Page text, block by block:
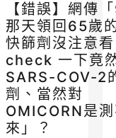
【錯誤】網傳
那天領回65歲
快篩劑沒注意
check 一下竟
SARS-COV-2
劑、當然對
OMICORN是
來」？